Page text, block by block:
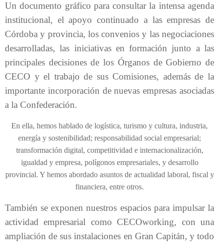
Un documento gráfico para consultar la intensa agenda
institucional, el apoyo continuado a las empresas de
Córdoba y provincia, los convenios y las negociaciones
desarrolladas, las iniciativas en formación junto a las
principales decisiones de los Órganos de Gobierno de
CECO y el trabajo de sus Comisiones, además de la
importante incorporación de nuevas empresas asociadas
a la Confederación.
En ella, hemos hablado de logística, turismo y cultura, industria,
energía y sostenibilidad; responsabilidad social empresarial;
transformación digital, competitividad e internacionalización,
igualdad y empresa, polígonos empresariales, y desarrollo
provincial. Y hemos abordado asuntos de actualidad laboral, fiscal y
financiera, entre otros.
También se exponen nuestros espacios para impulsar la
actividad empresarial como CECOworking, con una
ampliación de sus instalaciones en Gran Capitán, y todo